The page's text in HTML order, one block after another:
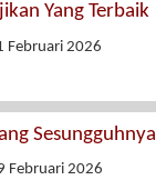
Yang Terbaik
Februari 2026
Sesungguhnya
Februari 2026